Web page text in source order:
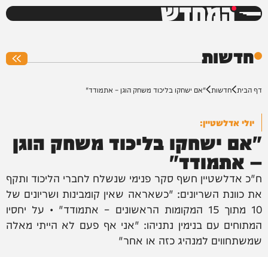
המחדש
חדשות
דף הבית חדשות "אם ישחקו בליכוד משחק הוגן – אתמודד"
יולי אדלשטיין:
"אם ישחקו בליכוד משחק הוגן
– אתמודד"
ח"כ אדלשטיין חשף סקר פנימי שנשלח לחברי הליכוד ותקף
את כוונת השריונים: "כשאראה שאין קומבינות ושריונים של
10 מתוך 15 המקומות הראשונים – אתמודד" • על יחסיו
המתוחים עם בנימין נתניהו: "אני אף פעם לא הייתי מאלה
שמשתחווים למנהיג כזה או אחר"